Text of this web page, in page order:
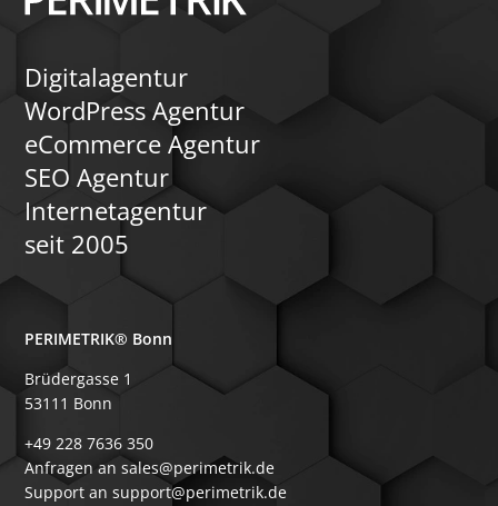
Digitalagentur
WordPress Agentur
eCommerce Agentur
SEO Agentur
Internetagentur
seit 2005
PERIMETRIK® Bonn
Brüdergasse 1
53111 Bonn
+49 228 7636 350
Anfragen an sales@perimetrik.de
Support an support@perimetrik.de